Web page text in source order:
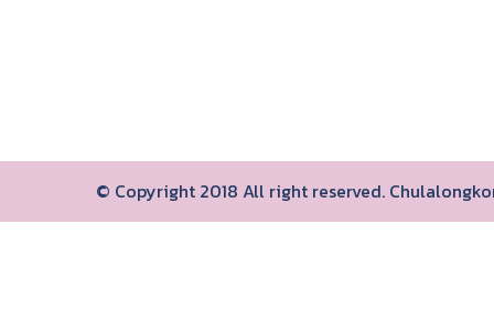
© Copyright 2018 All right reserved.